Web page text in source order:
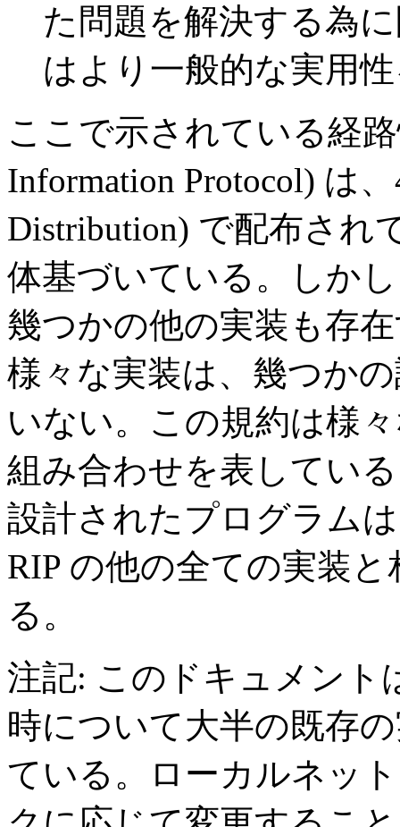
た問題を解決する為
はより一般的な実用
ここで示されている経
Information Protocol) は
Distribution) で配布され
体基づいている。しか
幾つかの他の実装も存
様々な実装は、幾つか
いない。この規約は様
組み合わせを表してい
設計されたプログラム
RIP の他の全ての実装
る。
注記: このドキュメント
時について大半の既存
ている。ローカルネッ